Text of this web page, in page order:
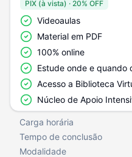
PIX (à vista) · 20% OFF
Videoaulas
Material em PDF
100% online
Estude onde e quando
Acesso a Biblioteca
Núcleo de Apoio
Carga horária
Tempo de conclusão
Modalidade